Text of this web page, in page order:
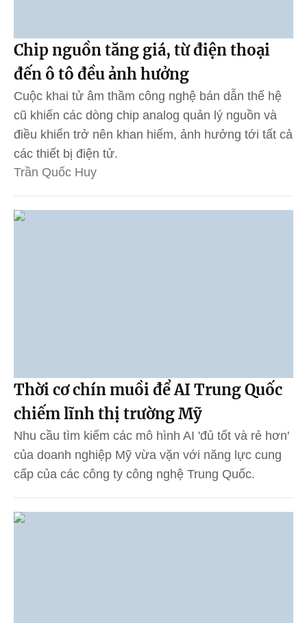
Chip nguồn tăng giá, từ điện thoại
đến ô tô đều ảnh hưởng
Cuộc khai tử âm thầm công nghệ bán dẫn thế hệ
cũ khiến các dòng chip analog quản lý nguồn và
điều khiển trở nên khan hiếm, ảnh hưởng tới tất cả
các thiết bị điện tử.
Trần Quốc Huy
Thời cơ chín muồi để AI Trung Quốc
chiếm lĩnh thị trường Mỹ
Nhu cầu tìm kiếm các mô hình AI 'đủ tốt và rẻ hơn'
của doanh nghiệp Mỹ vừa vặn với năng lực cung
cấp của các công ty công nghệ Trung Quốc.